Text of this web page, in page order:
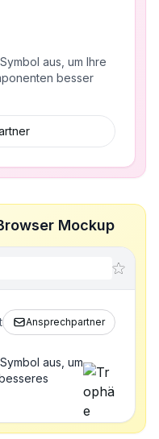
aus, um Ihre
besser
Mockup
Ansprechpartner
aus, um